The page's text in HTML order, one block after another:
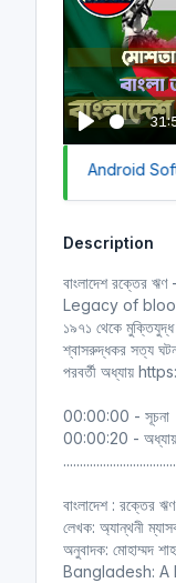
P
l
Android
Description
বাংলাদেশ রক্তের ঋণ
Legacy of
১৯৭১ থেকে মুক্তিযুদ্ধ
শ্বাসরুদ্ধকর সত্য
পরবর্তী অধ্যায়
00:00:00 - সূচনা
00:00:20 - অধ্যায়
বাংলাদেশ : রক্তের ঋণ
লেখক: অ্যান্থনী
অনুবাদক: মোহাম্মদ
Bangladesh: